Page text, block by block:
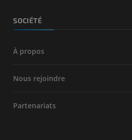
SOCIÉTÉ
À propos
Nous rejoindre
Partenariats